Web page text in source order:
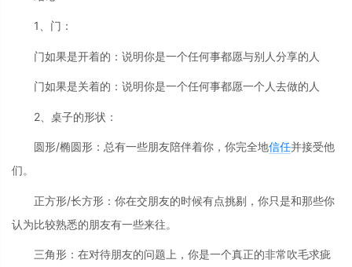
1、门：
门如果是开着的：说明你是一个任何事都愿与别人分享的人
门如果是关着的：说明你是一个任何事都愿一个人去做的人
2、桌子的形状：
圆形/椭圆形：总有一些朋友陪伴着你，你完全地信任并接受他
们。
正方形/长方形：你在交朋友的时候有点挑剔，你只是和那些你
认为比较熟悉的朋友有一些来往。
三角形：在对待朋友的问题上，你是一个真正的非常吹毛求疵